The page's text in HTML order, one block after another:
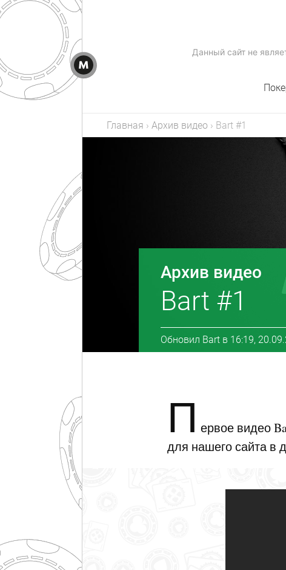
Данный сайт не
Главная › Архив видео › Bart #1
Архив видео
Bart #1
Обновил Bart в 16:19,
П ервое видео
для нашего сайта в